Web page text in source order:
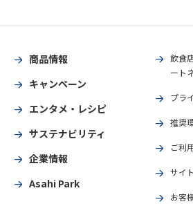
商品情報
キャンペーン
エンタメ・レシピ
サステナビリティ
企業情報
Asahi Park
飲食
ート
プラ
推奨
ご利
サイ
お客